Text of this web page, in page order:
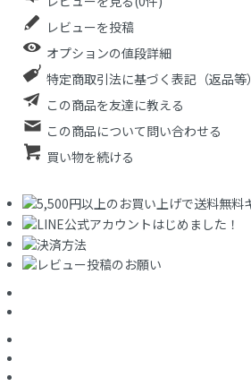
レビューを投稿
オプションの値段詳細
特定商取引法に基づく表記（返品等）
この商品を友達に教える
この商品について問い合わせる
買い物を続ける